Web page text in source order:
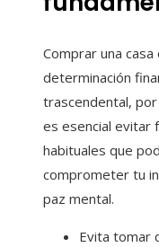
Comprar una casa
determinación
trascendental,
es esencial evitar
habituales que
comprometer tu
paz mental.
Evita tomar